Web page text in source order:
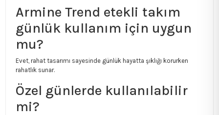
Armine Trend etekli takım
günlük kullanım için uygun
mu?
Evet, rahat tasarımı sayesinde günlük hayatta şıklığı korurken
rahatlık sunar.
Özel günlerde kullanılabilir
mi?